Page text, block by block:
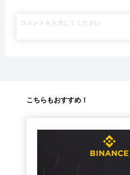
こちらもおすすめ！